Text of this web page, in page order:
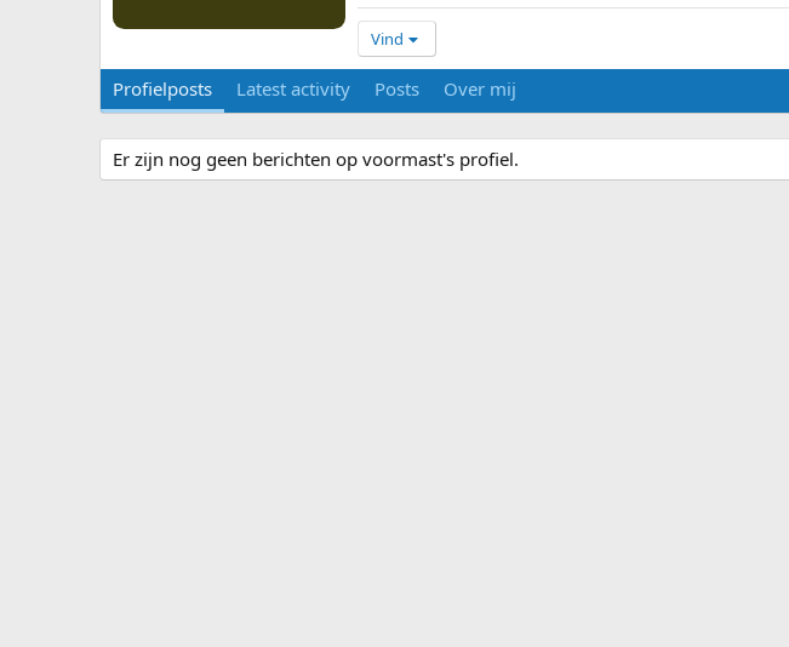
Vind
Profielposts Latest activity Posts Over mij
Er zijn nog geen berichten op voormast's profiel.